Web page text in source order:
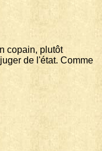
copain, plutôt
de l'état. Comme